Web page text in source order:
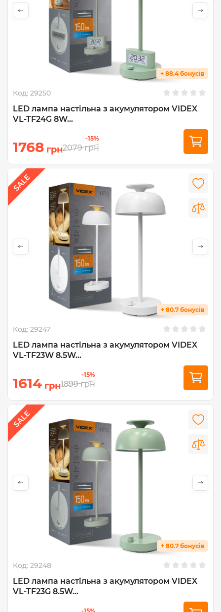
+ 88.4 бонусів
Код: 29250
LED лампа настiльна з акумулятором VIDEX
VL-TF24G 8W...
1768 грн
-15%
2079 грн
+ 80.7 бонусів
Код: 29247
LED лампа настiльна з акумулятором VIDEX
VL-TF23W 8.5W...
1614 грн
-15%
1899 грн
+ 80.7 бонусів
Код: 29248
LED лампа настiльна з акумулятором VIDEX
VL-TF23G 8.5W...